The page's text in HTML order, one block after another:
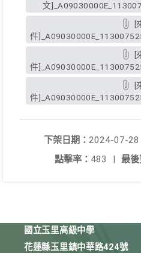
文
件
件
件
下架日期： 2024-07-28
最後
點擊率： 483 |
國立玉里高級中學
花蓮縣玉里鎮中華路424號